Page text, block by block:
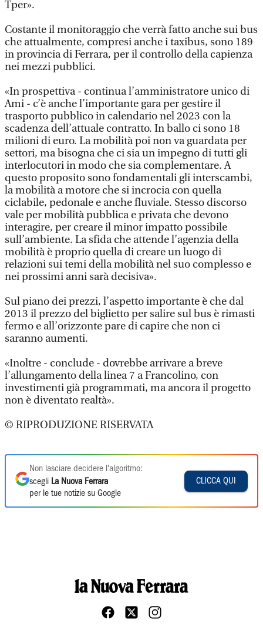
Tper».
Costante il monitoraggio che verrà fatto anche sui bus
che attualmente, compresi anche i taxibus, sono 189
in provincia di Ferrara, per il controllo della capienza
nei mezzi pubblici.
«In prospettiva - continua l’amministratore unico di
Ami - c’è anche l’importante gara per gestire il
trasporto pubblico in calendario nel 2023 con la
scadenza dell’attuale contratto. In ballo ci sono 18
milioni di euro. La mobilità poi non va guardata per
settori, ma bisogna che ci sia un impegno di tutti gli
interlocutori in modo che sia complementare. A
questo proposito sono fondamentali gli interscambi,
la mobilità a motore che si incrocia con quella
ciclabile, pedonale e anche fluviale. Stesso discorso
vale per mobilità pubblica e privata che devono
interagire, per creare il minor impatto possibile
sull’ambiente. La sfida che attende l’agenzia della
mobilità è proprio quella di creare un luogo di
relazioni sui temi della mobilità nel suo complesso e
nei prossimi anni sarà decisiva».
Sul piano dei prezzi, l’aspetto importante è che dal
2013 il prezzo del biglietto per salire sul bus è rimasti
fermo e all’orizzonte pare di capire che non ci
saranno aumenti.
«Inoltre - conclude - dovrebbe arrivare a breve
l’allungamento della linea 7 a Francolino, con
investimenti già programmati, ma ancora il progetto
non è diventato realtà».
© RIPRODUZIONE RISERVATA
Non lasciare decidere l'algoritmo:
scegli La Nuova Ferrara
per le tue notizie su Google
CLICCA QUI